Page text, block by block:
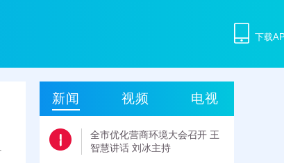
下载
新闻 视频 电视
全市优化营商环境大会召开 王
智慧讲话 刘冰主持